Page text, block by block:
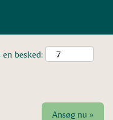
besked:
Ansøg nu »